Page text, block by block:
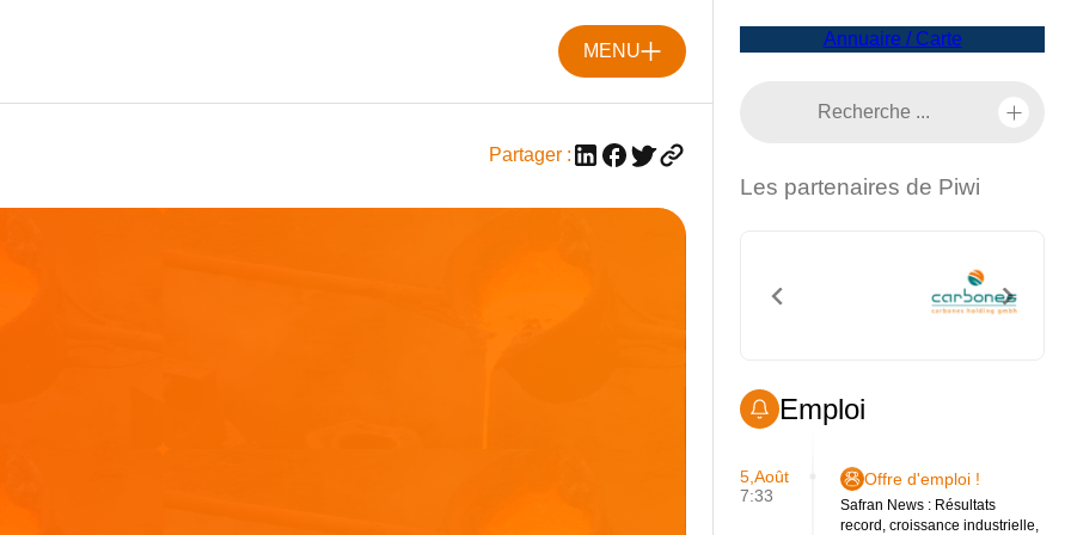
MENU
Partager :
Annuaire / Carte
Les partenaires de Piwi
Emploi
5,Août
7:33
Offre d'emploi !
Safran News : Résultats
record, croissance industrielle,